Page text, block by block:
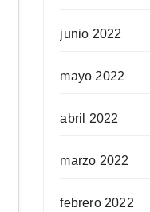
junio 2022
mayo 2022
abril 2022
marzo 2022
febrero 2022